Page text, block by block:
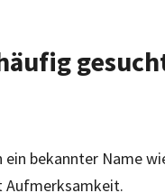
ein bekannter Name
Aufmerksamkeit.